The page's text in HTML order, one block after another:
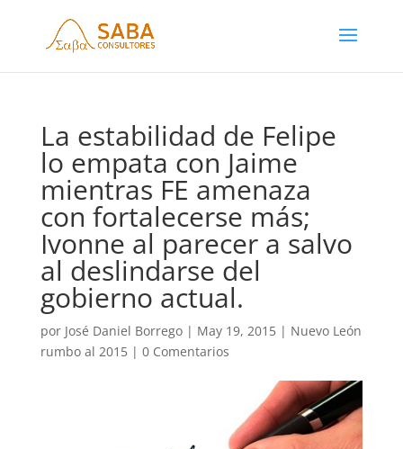
La estabilidad de Felipe
lo empata con Jaime
mientras FE amenaza
con fortalecerse más;
Ivonne al parecer a salvo
al deslindarse del
gobierno actual.
por José Daniel Borrego| May 19, 2015| Nuevo León
rumbo al 2015| 0 Comentarios